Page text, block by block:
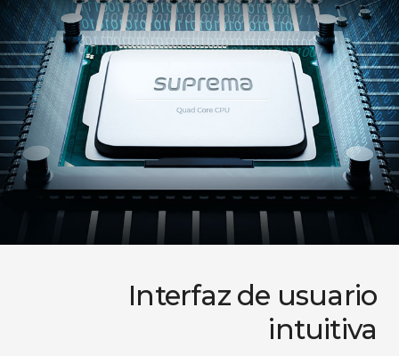
Interfaz de usuario
intuitiva